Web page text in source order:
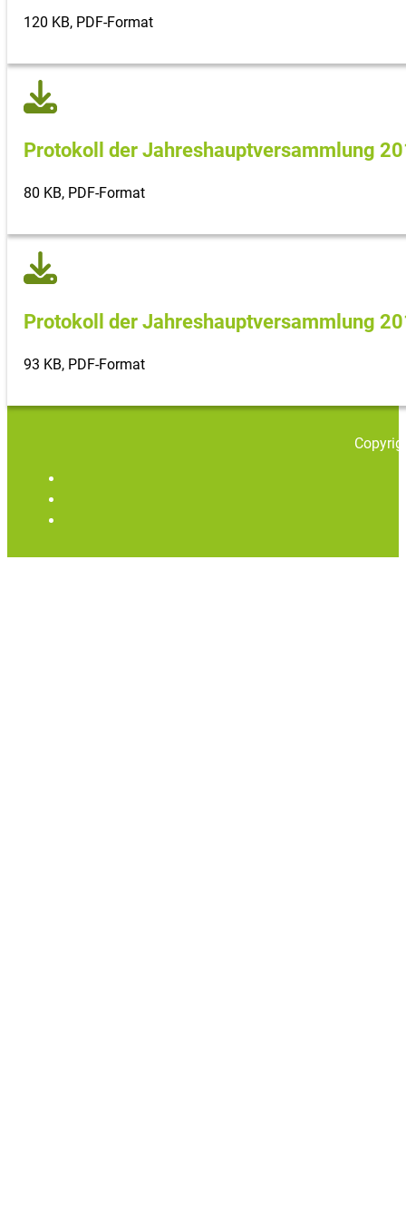
120 KB, PDF-Format
Protokoll der Jahreshaupt­versammlung
80 KB, PDF-Format
Protokoll der Jahreshaupt­versammlung
93 KB, PDF-Format